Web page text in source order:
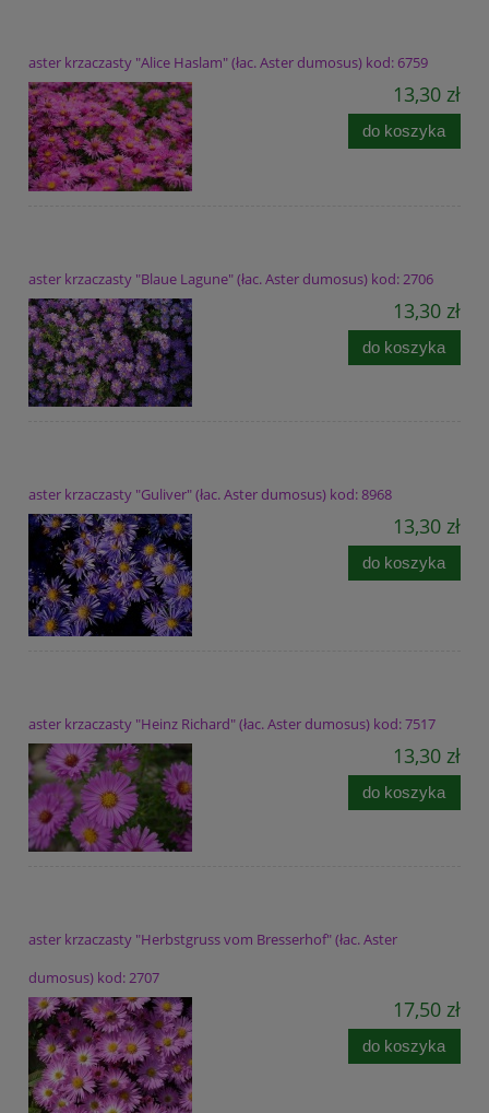
aster krzaczasty "Alice Haslam" (łac. Aster dumosus) kod: 6759
13,30 zł
do koszyka
aster krzaczasty "Blaue Lagune" (łac. Aster dumosus) kod: 2706
13,30 zł
do koszyka
aster krzaczasty "Guliver" (łac. Aster dumosus) kod: 8968
13,30 zł
do koszyka
aster krzaczasty "Heinz Richard" (łac. Aster dumosus) kod: 7517
13,30 zł
do koszyka
aster krzaczasty "Herbstgruss vom Bresserhof" (łac. Aster
dumosus) kod: 2707
17,50 zł
do koszyka